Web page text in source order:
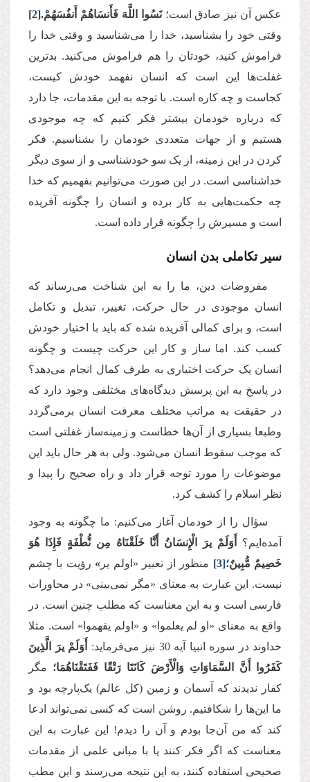
عکس آن نیز صادق است؛نَسُوا اللَّهَ فَأَنسَاهُمْ أَنفُسَهُمْ.[2]
وقتی خود را بشناسید، خدا را می‌‌شناسید و وقتی خدا را
فراموش کنید، خودتان را هم فراموش می‌کنید. بدترین
غفلت‌ها این است که انسان نفهمد خودش کیست،
کجاست و چه کاره است. با توجه به این مقدمات، جا دارد
که درباره خودمان بیشتر فکر کنیم که چه موجودی
هستیم و از جهات متعددی خودمان را بشناسیم. فکر
کردن در این زمینه، از یک سو خودشناسی و از سوی دیگر
خداشناسی است. در این صورت می‌‌توانیم بفهمیم که خدا
چه حکمت‌هایی به کار برده و انسان را چگونه آفریده
است و مسیرش را چگونه قرار داده است.
سیر تکاملی بدن انسان
مفروضات دین، ما را به این شناخت می‌رساند که
انسان موجودی در حال حرکت، تغییر، تبدیل و تکامل
است، و برای کمالی آفریده شده که باید با اختیار خودش
کسب کند. اما ساز و کار این حرکت چیست و چگونه
انسان یک حرکت اختیاری به طرف کمال انجام می‌دهد؟
در پاسخ به این پرسش دیدگاه‌های مختلفی وجود دارد که
در حقیقت به مراتب مختلف معرفت انسان برمی‌گردد
وطبعا بسیاری از آن‌ها خطاست و زمینه‌ساز غفلتی است
که موجب سقوط انسان می‌شود. ولی به هر حال باید این
موضوعات را مورد توجه قرار داد و راه صحیح را پیدا و
نظر اسلام را کشف کرد.
سؤال را از خودمان آغاز می‌کنیم: ما چگونه به وجود
آمده‌ایم؟
أَوَلَمْ یرَ الْإِنسَانُ أَنَّا خَلَقْنَاهُ مِن نُّطْفَةٍ فَإِذَا هُوَ
خَصِیمٌ مُّبِینٌ؛[3] منظور از تعبیر «اولم یر » رؤیت با چشم
نیست. این عبارت به معنای «مگر نمی‌بینی» در محاورات
فارسی است و به این معناست که مطلب چنین است. در
واقع به معنای «او لم یعلموا» و «اولم یفهموا» است. مثلا
خداوند در سوره انبیا آیه 30 نیز می‌فرماید:
أَوَلَمْ یرَ الَّذِینَ
كَفَرُوا أَنَّ السَّمَاوَاتِ وَالْأَرْضَ كَانَتَا رَتْقًا فَفَتَقْنَاهُمَا؛ مگر
كفار ندیدند که آسمان و زمین (کل عالم) یک‌پارچه بود و
ما این‌ها را شکافتیم. روشن است که کسی نمی‌تواند ادعا
کند که من آن‌جا بودم و آن را دیدم! این عبارت به این
معناست که اگر فکر کنند یا با مبانی علمی از مقدمات
صحیحی استفاده کنند، به این نتیجه می‌رسند و این مطب